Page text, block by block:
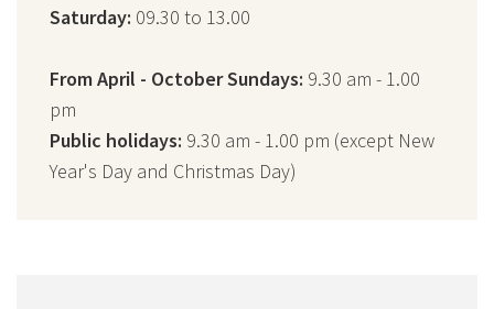
Saturday: 09.30 to 13.00
From April - October Sundays: 9.30 am - 1.00
pm
Public holidays: 9.30 am - 1.00 pm (except New
Year's Day and Christmas Day)